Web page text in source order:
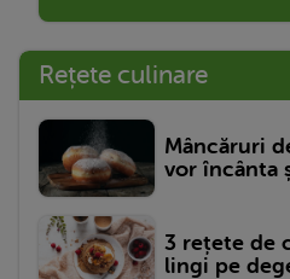
Rețete culinare
Mâncăruri
vor încânta
3 rețete de
lingi pe